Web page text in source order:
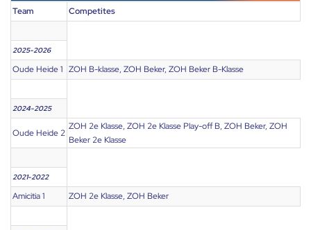
Team Competites
2025-2026
Oude Heide 1 ZOH B-klasse, ZOH Beker, ZOH Beker B-Klasse
2024-2025
Oude Heide 2
ZOH 2e Klasse, ZOH 2e Klasse Play-off B, ZOH Beker, ZOH
Beker 2e Klasse
2021-2022
Amicitia 1 ZOH 2e Klasse, ZOH Beker